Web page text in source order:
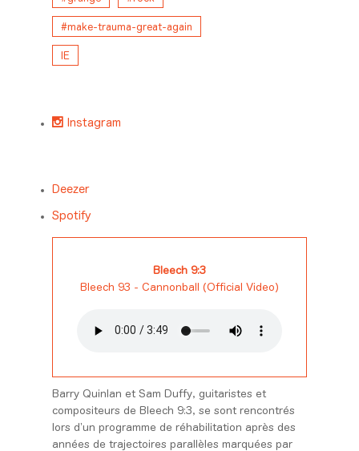
#make-trauma-great-again
IE
Instagram
Deezer
Spotify
Bleech 9:3
Bleech 93 - Cannonball (Official Video)
Barry Quinlan et Sam Duffy, guitaristes et
compositeurs de Bleech 9:3, se sont rencontrés
lors d’un programme de réhabilitation après des
années de trajectoires parallèles marquées par